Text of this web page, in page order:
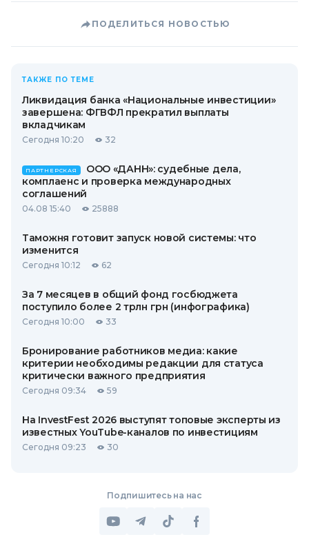
ПОДЕЛИТЬСЯ НОВОСТЬЮ
ТАКЖЕ ПО ТЕМЕ
Ликвидация банка «Национальные инвестиции»
завершена: ФГВФЛ прекратил выплаты
вкладчикам
Сегодня 10:20 32
ПАРТНЕРСКАЯ
ООО «ДАНН»: судебные дела,
комплаенс и проверка международных
соглашений
04.08 15:40 25888
Таможня готовит запуск новой системы: что
изменится
Сегодня 10:12 62
За 7 месяцев в общий фонд госбюджета
поступило более 2 трлн грн (инфографика)
Сегодня 10:00 33
Бронирование работников медиа: какие
критерии необходимы редакции для статуса
критически важного предприятия
Сегодня 09:34 59
На InvestFest 2026 выступят топовые эксперты из
известных YouTube-каналов по инвестициям
Сегодня 09:23 30
Подпишитесь на нас